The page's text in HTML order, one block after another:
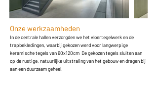
Onze werkzaamheden
In de centrale hallen verzorgden we het vloertegelwerk en de
trapbekledingen, waarbij gekozen werd voor langwerpige
keramische tegels van 60x120cm De gekozen tegels sluiten aan
op de rustige, natuurlijke uitstraling van het gebouw en dragen bij
aan een duurzaam geheel.